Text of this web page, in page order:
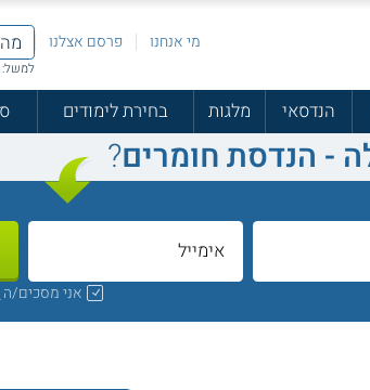
מי אנחנו פרסם אצלנו
למשל:
הנדסאי מלגות בחירת לימודים
- הנדסת חומרים?
אני מסכים/ה